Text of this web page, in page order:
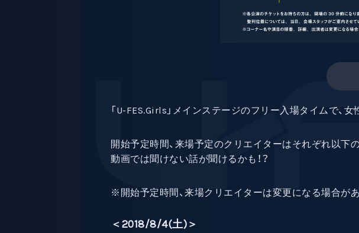
「U-FES.Girls」メインステージのフリー入場タイムで、
開始予定時間、来場予定のクリエイターはそれぞれ以下の
動画では聞けない話が聞けるかも！？
※開始予定時間、来場クリエイターは変更になる場合が
＜2018/8/4(土)＞